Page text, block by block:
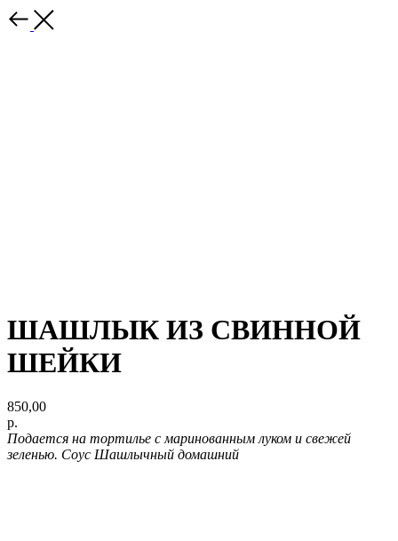
ШАШЛЫК ИЗ СВИННОЙ
ШЕЙКИ
850,00
р.
Подается на тортилье с маринованным луком и свежей
зеленью. Соус Шашлычный домашний